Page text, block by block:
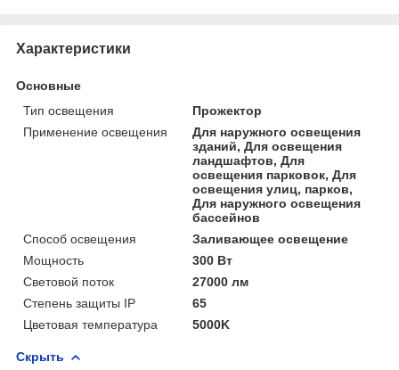
Характеристики
Основные
Тип освещения
Прожектор
Применение освещения
Для наружного освещения
зданий, Для освещения
ландшафтов, Для
освещения парковок, Для
освещения улиц, парков,
Для наружного освещения
бассейнов
Способ освещения
Заливающее освещение
Мощность
300 Вт
Световой поток
27000 лм
Степень защиты IP
65
Цветовая температура
5000K
Скрыть